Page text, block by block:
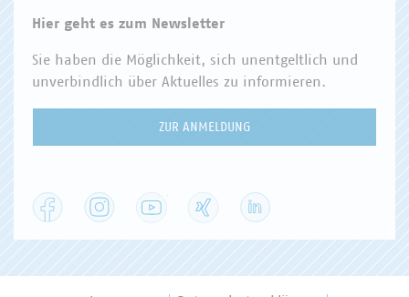
Hier geht es zum Newsletter
Sie haben die Möglichkeit, sich unentgeltlich und
unverbindlich über Aktuelles zu informieren.
ZUR ANMELDUNG
Facebook Instagram YouTube